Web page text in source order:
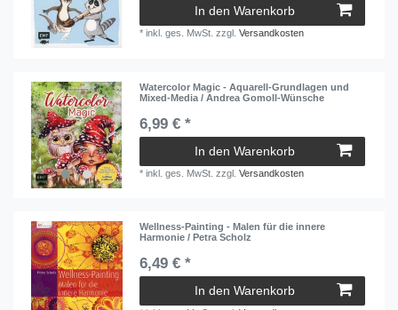
In den Warenkorb
*inkl. ges. MwSt. zzgl.Versandkosten
Watercolor Magic - Aquarell-Grundlagen und
Mixed-Media / Andrea Gomoll-Wünsche
6,99 € *
In den Warenkorb
*inkl. ges. MwSt. zzgl.Versandkosten
Wellness-Painting - Malen für die innere
Harmonie / Petra Scholz
6,49 € *
In den Warenkorb